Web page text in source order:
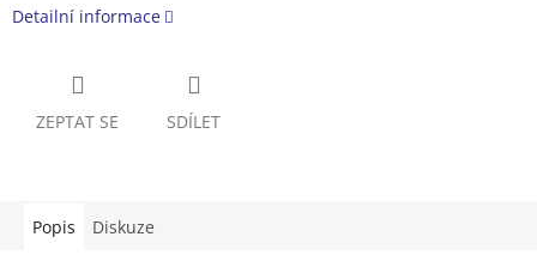
Detailní informace
ZEPTAT SE SDÍLET
Popis Diskuze